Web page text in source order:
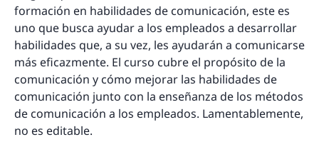
formación en habilidades de comunicación, este es
uno que busca ayudar a los empleados a desarrollar
habilidades que, a su vez, les ayudarán a comunicarse
más eficazmente. El curso cubre el propósito de la
comunicación y cómo mejorar las habilidades de
comunicación junto con la enseñanza de los métodos
de comunicación a los empleados. Lamentablemente,
no es editable.